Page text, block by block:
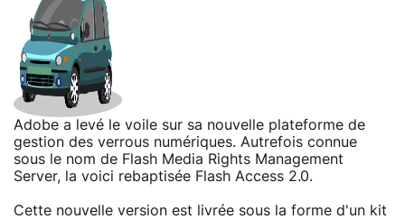
Adobe a levé le voile sur sa nouvelle plateforme de
gestion des verrous numériques. Autrefois connue
sous le nom de Flash Media Rights Management
Server, la voici rebaptisée Flash Access 2.0.
Cette nouvelle version est livrée sous la forme d'un kit